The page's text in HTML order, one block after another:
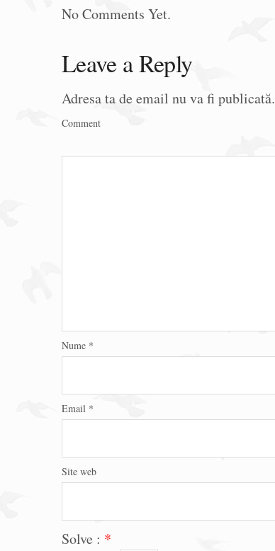
No Comments Yet.
Leave a Reply
Adresa ta de email nu va fi publicată.
Comment
Nume *
Email *
Site web
Solve : *